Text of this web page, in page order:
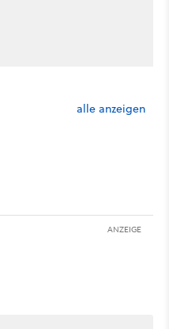
alle anzeigen
ANZEIGE